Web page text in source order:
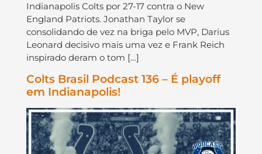
Indianapolis Colts por 27-17 contra o New
England Patriots. Jonathan Taylor se
consolidando de vez na briga pelo MVP, Darius
Leonard decisivo mais uma vez e Frank Reich
inspirado deram o tom […]
Colts Brasil Podcast 136 – É playoff
em Indianapolis!